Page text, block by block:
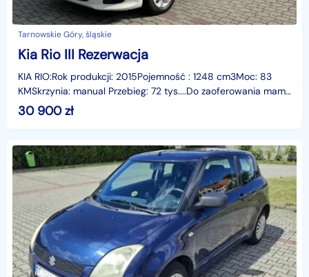
Tarnowskie Góry, śląskie
Kia Rio III Rezerwacja
KIA RIO:Rok produkcji: 2015Pojemność : 1248 cm3Moc: 83
KMSkrzynia: manual Przebieg: 72 tys....Do zaoferowania mamy
30 900zł